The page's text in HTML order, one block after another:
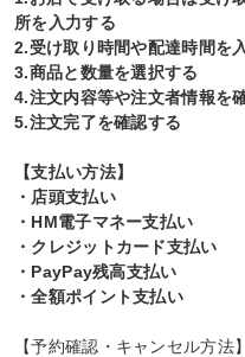
所を入力する
2.受け取り時間や配達時間を
3.商品と数量を選択する
4.注文内容等や注文者情報を
5.注文完了を確認する
【支払い方法】
・店頭支払い
・HM電子マネー支払い
・クレジットカード支払い
・PayPay残高支払い
・全額ポイント支払い
【予約確認・キャンセル方法】